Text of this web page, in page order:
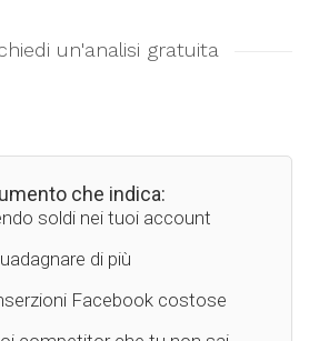
un'analisi gratuita
che indica:
soldi nei tuoi account
di più
Facebook costose